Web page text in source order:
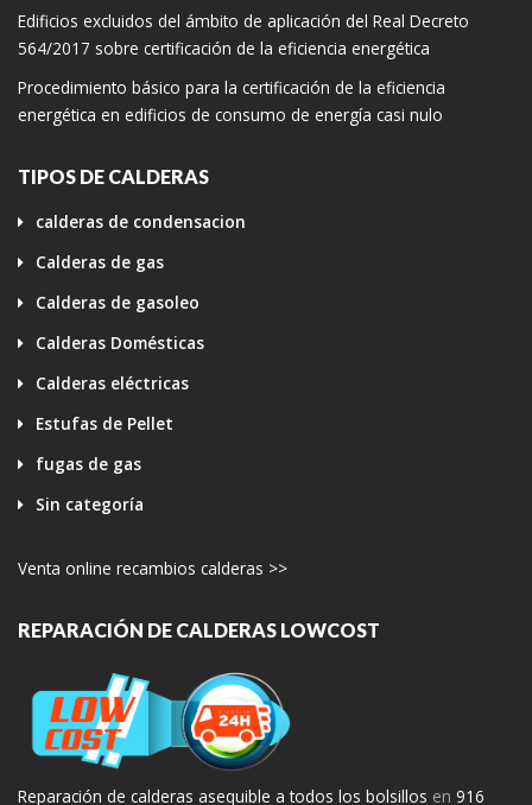
Edificios excluidos del ámbito de aplicación del Real Decreto
564/2017 sobre certificación de la eficiencia energética
Procedimiento básico para la certificación de la eficiencia
energética en edificios de consumo de energía casi nulo
TIPOS DE CALDERAS
calderas de condensacion
Calderas de gas
Calderas de gasoleo
Calderas Domésticas
Calderas eléctricas
Estufas de Pellet
fugas de gas
Sin categoría
Venta online recambios calderas >>
REPARACIÓN DE CALDERAS LOWCOST
Reparación de calderas asequible a todos los bolsillos en 916